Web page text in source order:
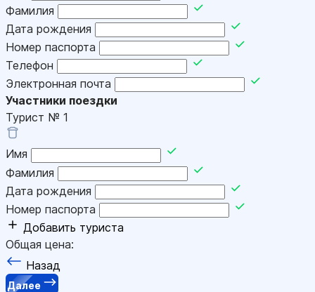
Фамилия
Дата рождения
Номер паспорта
Телефон
Электронная почта
Участники поездки
Турист № 1
Имя
Фамилия
Дата рождения
Номер паспорта
Добавить туриста
Общая цена:
Назад
Далее